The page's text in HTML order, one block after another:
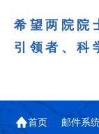
希望两院院
引领者、科
首页 邮件系